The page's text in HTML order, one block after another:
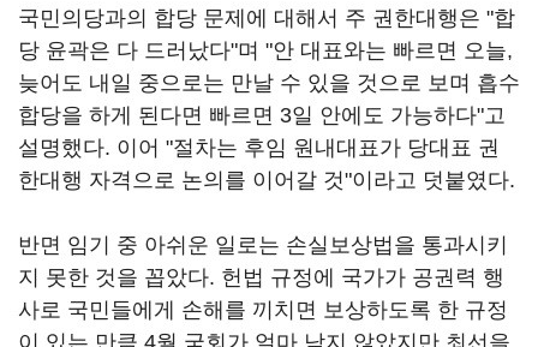
국민의당과의 합당 문제에 대해서 주 권한대행은 "합
당 윤곽은 다 드러났다"며 "안 대표와는 빠르면 오늘,
늦어도 내일 중으로는 만날 수 있을 것으로 보며 흡수
합당을 하게 된다면 빠르면 3일 안에도 가능하다"고
설명했다. 이어 "절차는 후임 원내대표가 당대표 권
한대행 자격으로 논의를 이어갈 것"이라고 덧붙였다.
반면 임기 중 아쉬운 일로는 손실보상법을 통과시키
지 못한 것을 꼽았다. 헌법 규정에 국가가 공권력 행
사로 국민들에게 손해를 끼치면 보상하도록 한 규정
이 있는 만큼 4월 국회가 얼마 남지 않았지만 최선을